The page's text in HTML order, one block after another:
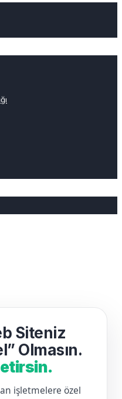
Siteniz
Olmasın.
işletmelere özel